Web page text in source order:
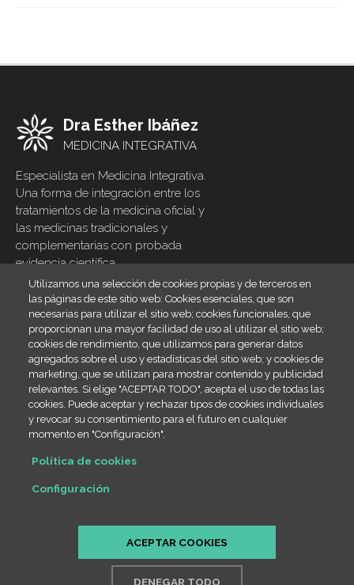
Dra Esther Ibáñez
MEDICINA INTEGRATIVA
Especialista en Medicina Integrativa.
Una forma de integración entre los
tratamientos de la medicina oficial y
las medicinas tradicionales y
complementarias con probada
evidencia científica
Footer
menu
Inicio
Blog
Contacto
Legal
Política de cookies
SiteMap
Utilizamos una selección de cookies propias y de terceros en
las páginas de este sitio web: Cookies esenciales, que son
necesarias para utilizar el sitio web; cookies funcionales, que
proporcionan una mayor facilidad de uso al utilizar el sitio web;
cookies de rendimiento, que utilizamos para generar datos
agregados sobre el uso y estadísticas del sitio web; y cookies de
marketing, que se utilizan para mostrar contenido y publicidad
relevantes. Si elige "ACEPTAR TODO", acepta el uso de todas las
cookies. Puede aceptar y rechazar tipos de cookies individuales
y revocar su consentimiento para el futuro en cualquier
momento en "Configuración".
Política de cookies
Configuración
DENEGAR TODO
ACEPTAR COOKIES
Passeig de Sant Gervasi 55, 08022 Barcelona